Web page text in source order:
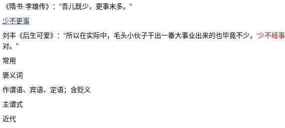
《隋书·李雄传》：“吾儿既少，更事未多。”
少不更事
刘丰《后生可爱》：“所以在实际中，毛头小伙子干出一番大事业出来的也毕竟不少，‘少不经事
对。”
常用
褒义词
作谓语、宾语、定语；含贬义
主谓式
近代